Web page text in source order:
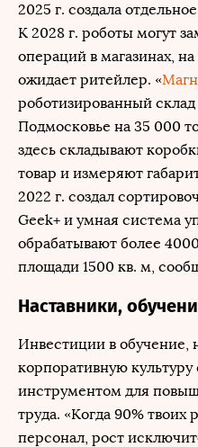
2025 г. создала
К 2028 г. роботы могут
операций в магазинах, на
ожидает ритейлер. «
роботизированный
Подмосковье на 35 000
здесь складывают
товар и измеряют
2022 г. создал
Geek+ и умная система
обрабатывают более
площади 1500 кв. м,
Наставники,
Инвестиции в обучение,
корпоративную
инструментом для
труда. «Когда 90% твоих
персонал, рост